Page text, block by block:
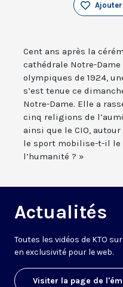
Cent ans après la
cathédrale Notre-
olympiques de 1924,
s’est tenue ce
Notre-Dame. Elle a
cinq religions de
ainsi que le CIO,
le sport mobilise-t-il le
l’humanité ? »
Actualités
Toutes les vidéos de KTO
en exclusivité pour le web.
Visiter la page de